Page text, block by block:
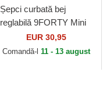
Șepci curbată bej
reglabilă 9FORTY Mini
Cord de New York
Yankees MLB de New
EUR 30,95
Comandă-l 11 - 13 august